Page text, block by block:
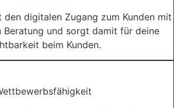
digitalen Zugang zum Kunden mit
Beratung und sorgt damit für deine
beim Kunden.